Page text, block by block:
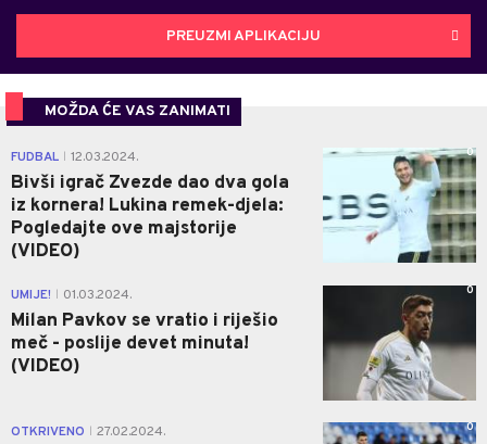
PREUZMI APLIKACIJU
MOŽDA ĆE VAS ZANIMATI
FUDBAL 12.03.2024.
Bivši igrač Zvezde dao dva gola
iz kornera! Lukina remek-djela:
Pogledajte ove majstorije
(VIDEO)
0
UMIJE! 01.03.2024.
Milan Pavkov se vratio i riješio
meč - poslije devet minuta!
(VIDEO)
0
OTKRIVENO 27.02.2024. 0